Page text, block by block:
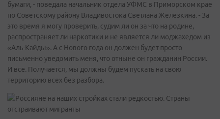
бумаги, - поведала начальник отдела УФМС в Приморском крае
по Советскому району Владивостока Светлана Железкина. - За
это время я могу проверить, судим ли он за что на родине,
распространяет ли наркотики и не является ли моджахедом из
«Аль-Кайды». А с Нового года он должен будет просто
письменно уведомить меня, что отныне он гражданин России.
И все. Получается, мы должны будем пускать на свою
территорию всех без разбора.